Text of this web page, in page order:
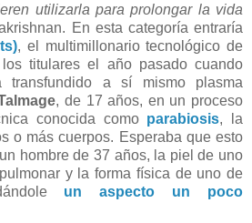
utilizarla para prolongar la vida
En esta categoría entraría
, el multimillonario tecnológico de
titulares el año pasado cuando
a sí mismo plasma
, de 17 años, en un proceso
conocida como parabiosis, la
o más cuerpos. Esperaba que esto
hombre de 37 años, la piel de uno
y la forma física de uno de
un aspecto un poco